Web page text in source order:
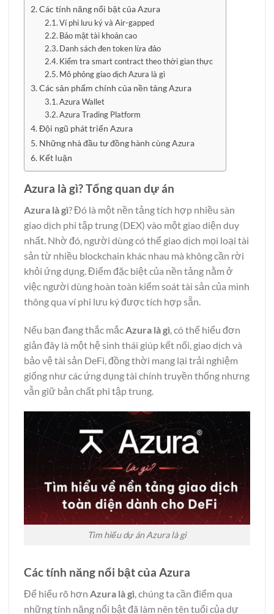
Các tính năng nổi bật của Azura
Ví phi lưu ký và Air-gapped
Bảo mật tài khoản cao
Danh sách đen token lừa đảo
Kiểm tra smart contract theo thời gian thực
Mô phỏng giao dịch Azura là gì
Các sản phẩm chính của nền tảng Azura
Azura Wallet
Azura Trading Platform
Đội ngũ phát triển Azura
Những nhà đầu tư đồng hành cùng Azura
Kết luận
Azura là gì? Tổng quan dự án
Azura là gì? Đó là một nền tảng tích hợp nhiều sàn
giao dịch phi tập trung (DEX) vào một giao diện duy
nhất. Nhờ đó, người dùng có thể giao dịch mọi loại tài
sản từ nhiều blockchain khác nhau mà không cần rời
khỏi ứng dụng. Điểm đặc biệt của nền tảng nằm ở
việc người dùng hoàn toàn kiểm soát tài sản của mình
thông qua ví phi lưu ký được tích hợp sẵn.
Nếu bạn đang thắc mắc Azura là gì , có thể hiểu đơn
giản đây là một hệ sinh thái giúp kết nối, giao dịch và
bảo vệ tài sản DeFi, đồng thời mang lại trải nghiệm
giống như các ứng dụng tài chính truyền thống nhưng
vẫn giữ bản chất phi tập trung.
Tìm hiểu dự án Azura là gì
Các tính năng nổi bật của Azura
Để hiểu rõ hơn Azura là gì , chúng ta cần điểm qua
những tính năng nổi bật đã làm nên tên tuổi của dự